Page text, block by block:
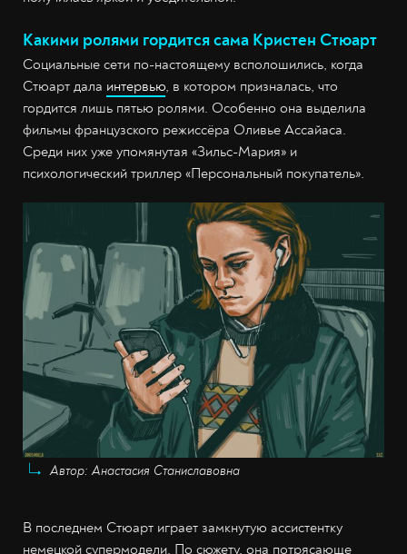
Какими ролями гордится сама Кристен Стюарт
Социальные сети по-настоящему всполошились, когда
Стюарт дала интервью, в котором призналась, что
гордится лишь пятью ролями. Особенно она выделила
фильмы французского режиссёра Оливье Ассайаса.
Среди них уже упомянутая «Зильс-Мария» и
психологический триллер «Персональный покупатель».
Автор: Анастасия Станиславовна
В последнем Стюарт играет замкнутую ассистентку
немецкой супермодели. По сюжету, она потрясающе